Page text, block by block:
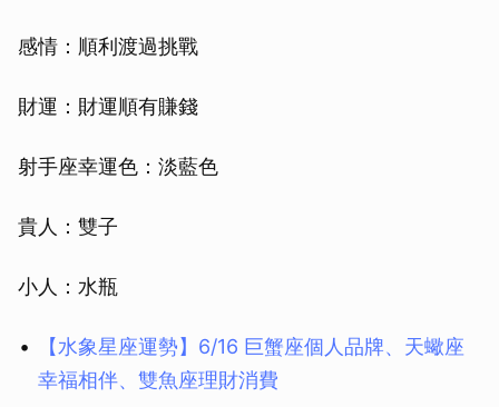
感情：順利渡過挑戰
財運：財運順有賺錢
射手座幸運色：淡藍色
貴人：雙子
小人：水瓶
【水象星座運勢】6/16 巨蟹座個人品牌、天蠍座
幸福相伴、雙魚座理財消費